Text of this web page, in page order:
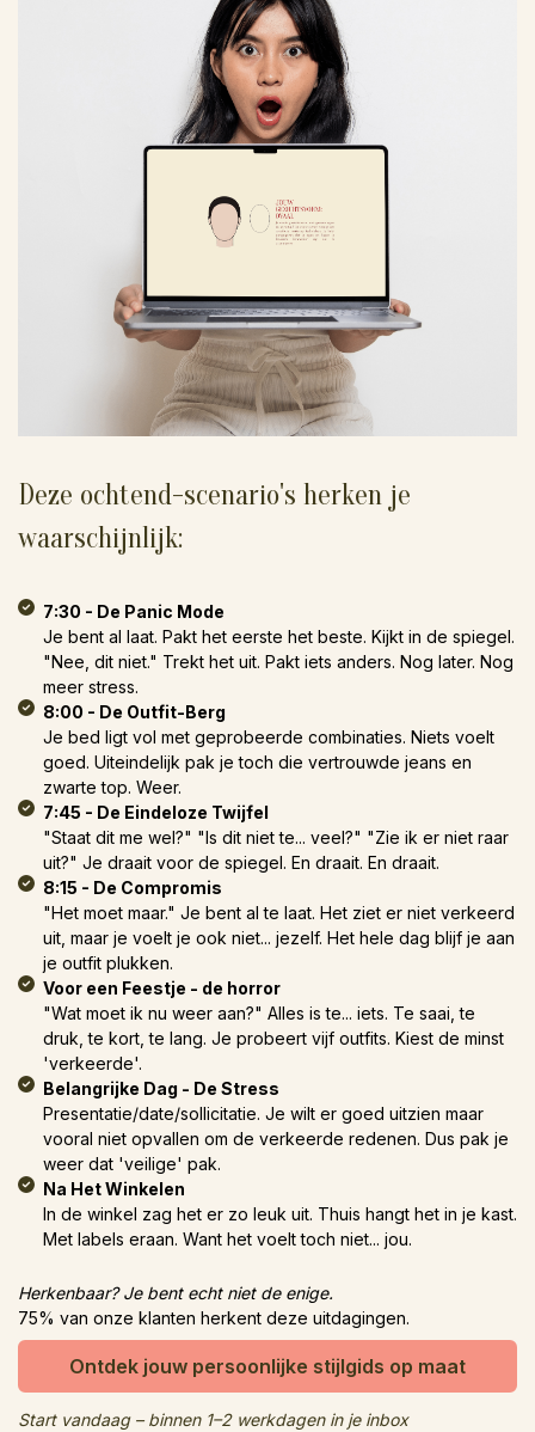
Deze ochtend-scenario's herken je
waarschijnlijk:
7:30 - De Panic Mode
Je bent al laat. Pakt het eerste het beste. Kijkt in de spiegel.
"Nee, dit niet." Trekt het uit. Pakt iets anders. Nog later. Nog
meer stress.
8:00 - De Outfit-Berg
Je bed ligt vol met geprobeerde combinaties. Niets voelt
goed. Uiteindelijk pak je toch die vertrouwde jeans en
zwarte top. Weer.
7:45 - De Eindeloze Twijfel
"Staat dit me wel?" "Is dit niet te... veel?" "Zie ik er niet raar
uit?" Je draait voor de spiegel. En draait. En draait.
8:15 - De Compromis
"Het moet maar." Je bent al te laat. Het ziet er niet verkeerd
uit, maar je voelt je ook niet... jezelf. Het hele dag blijf je aan
je outfit plukken.
Voor een Feestje - de horror
"Wat moet ik nu weer aan?" Alles is te... iets. Te saai, te
druk, te kort, te lang. Je probeert vijf outfits. Kiest de minst
'verkeerde'.
Belangrijke Dag - De Stress
Presentatie/date/sollicitatie. Je wilt er goed uitzien maar
vooral niet opvallen om de verkeerde redenen. Dus pak je
weer dat 'veilige' pak.
Na Het Winkelen
In de winkel zag het er zo leuk uit. Thuis hangt het in je kast.
Met labels eraan. Want het voelt toch niet... jou.
Herkenbaar? Je bent echt niet de enige.
75% van onze klanten herkent deze uitdagingen.
Ontdek jouw persoonlijke stijlgids op maat
Start vandaag – binnen 1–2 werkdagen in je inbox